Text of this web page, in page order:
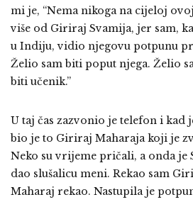
mi je, “Nema nikoga na cijeloj
više od Giriraj Svamija, jer sam,
u Indiju, vidio njegovu potpunu
Želio sam biti poput njega. Želio
biti učenik.”
U taj čas zazvonio je telefon i kad
bio je to Giriraj Maharaja koji je
Neko su vrijeme pričali, a onda je
dao slušalicu meni. Rekao sam
Maharaj rekao. Nastupila je